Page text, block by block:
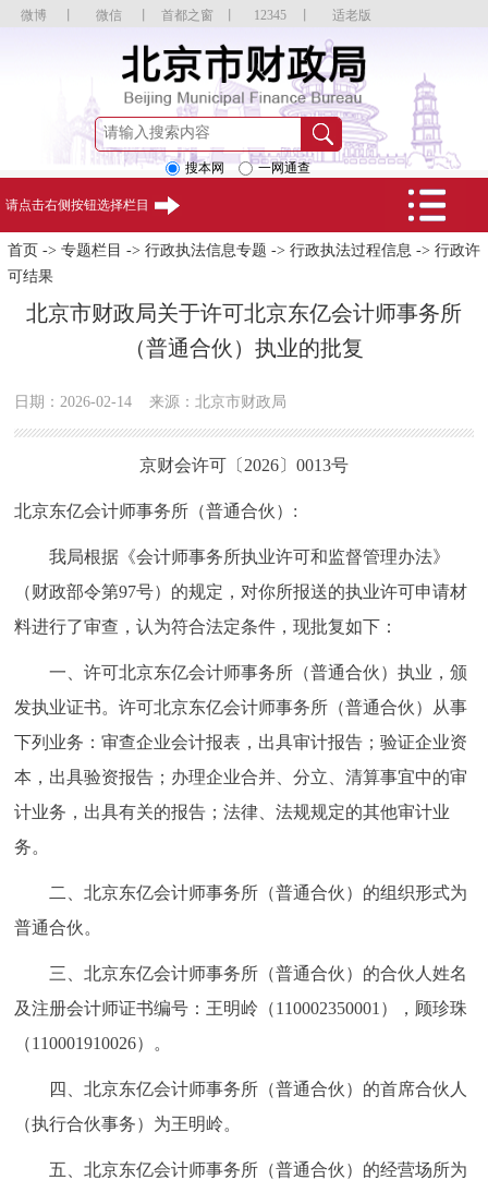
微博 微信 12345 适老版
首都之窗
搜本网 一网通查
请点击右侧按钮选择栏目
首页 -> 专题栏目 -> 行政执法信息专题 -> 行政执法过程信息 -> 行政许
可结果
北京市财政局关于许可北京东亿会计师事务所
（普通合伙）执业的批复
日期：2026-02-14 来源：北京市财政局
京财会许可〔2026〕0013号
北京东亿会计师事务所（普通合伙）:
我局根据《会计师事务所执业许可和监督管理办法》
（财政部令第97号）的规定，对你所报送的执业许可申请材
料进行了审查，认为符合法定条件，现批复如下：
一、许可北京东亿会计师事务所（普通合伙）执业，颁
发执业证书。许可北京东亿会计师事务所（普通合伙）从事
下列业务：审查企业会计报表，出具审计报告；验证企业资
本，出具验资报告；办理企业合并、分立、清算事宜中的审
计业务，出具有关的报告；法律、法规规定的其他审计业
务。
二、北京东亿会计师事务所（普通合伙）的组织形式为
普通合伙。
三、北京东亿会计师事务所（普通合伙）的合伙人姓名
及注册会计师证书编号：王明岭（110002350001），顾珍珠
（110001910026）。
四、北京东亿会计师事务所（普通合伙）的首席合伙人
（执行合伙事务）为王明岭。
五、北京东亿会计师事务所（普通合伙）的经营场所为